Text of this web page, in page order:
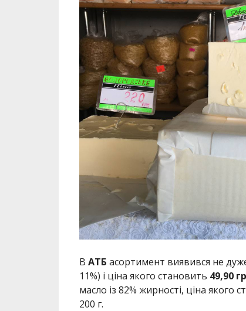
В АТБ асортимент виявився не
11%) і ціна якого становить 49,90
масло із 82% жирності, ціна
200 г.